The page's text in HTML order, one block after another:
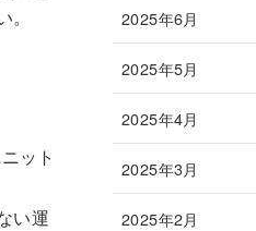
ット
い運
2025年6月
2025年5月
2025年4月
2025年3月
2025年2月